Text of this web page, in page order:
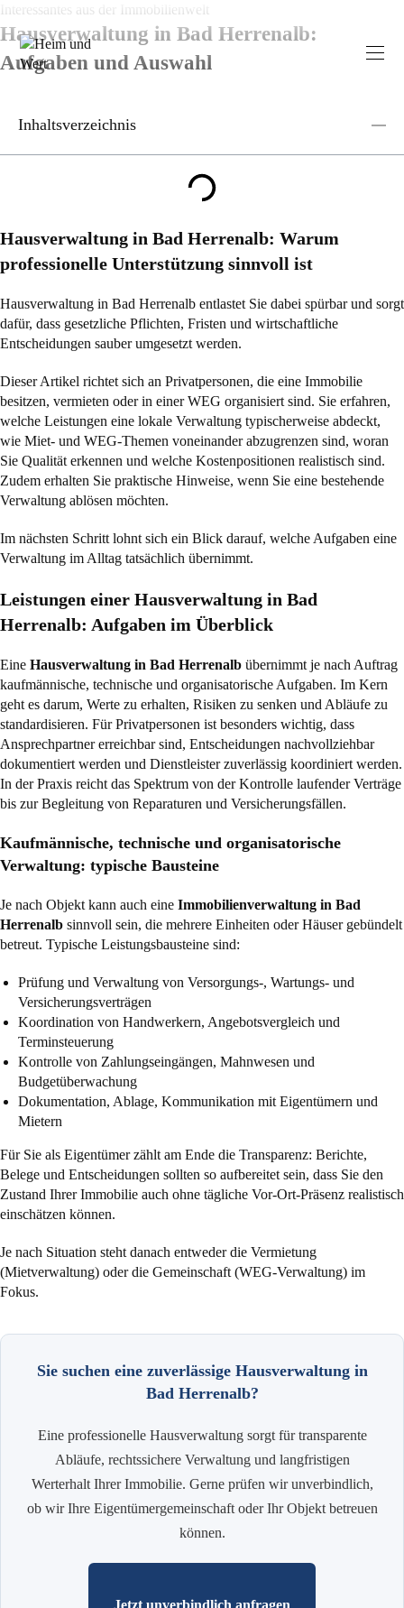
Zum
Inhalt
springen
Interessantes aus der Immobilienwelt
Hausverwaltung in Bad Herrenalb:
Aufgaben und Auswahl
Inhaltsverzeichnis
Hausverwaltung in Bad Herrenalb: Warum
professionelle Unterstützung sinnvoll ist
Hausverwaltung in Bad Herrenalb entlastet Sie dabei spürbar und sorgt
dafür, dass gesetzliche Pflichten, Fristen und wirtschaftliche
Entscheidungen sauber umgesetzt werden.
Dieser Artikel richtet sich an Privatpersonen, die eine Immobilie
besitzen, vermieten oder in einer WEG organisiert sind. Sie erfahren,
welche Leistungen eine lokale Verwaltung typischerweise abdeckt,
wie Miet- und WEG-Themen voneinander abzugrenzen sind, woran
Sie Qualität erkennen und welche Kostenpositionen realistisch sind.
Zudem erhalten Sie praktische Hinweise, wenn Sie eine bestehende
Verwaltung ablösen möchten.
Im nächsten Schritt lohnt sich ein Blick darauf, welche Aufgaben eine
Verwaltung im Alltag tatsächlich übernimmt.
Leistungen einer Hausverwaltung in Bad
Herrenalb: Aufgaben im Überblick
Eine Hausverwaltung in Bad Herrenalb übernimmt je nach Auftrag
kaufmännische, technische und organisatorische Aufgaben. Im Kern
geht es darum, Werte zu erhalten, Risiken zu senken und Abläufe zu
standardisieren. Für Privatpersonen ist besonders wichtig, dass
Ansprechpartner erreichbar sind, Entscheidungen nachvollziehbar
dokumentiert werden und Dienstleister zuverlässig koordiniert werden.
In der Praxis reicht das Spektrum von der Kontrolle laufender Verträge
bis zur Begleitung von Reparaturen und Versicherungsfällen.
Kaufmännische, technische und organisatorische
Verwaltung: typische Bausteine
Je nach Objekt kann auch eine Immobilienverwaltung in Bad
Herrenalb sinnvoll sein, die mehrere Einheiten oder Häuser gebündelt
betreut. Typische Leistungsbausteine sind:
Prüfung und Verwaltung von Versorgungs-, Wartungs- und
Versicherungsverträgen
Koordination von Handwerkern, Angebotsvergleich und
Terminsteuerung
Kontrolle von Zahlungseingängen, Mahnwesen und
Budgetüberwachung
Dokumentation, Ablage, Kommunikation mit Eigentümern und
Mietern
Für Sie als Eigentümer zählt am Ende die Transparenz: Berichte,
Belege und Entscheidungen sollten so aufbereitet sein, dass Sie den
Zustand Ihrer Immobilie auch ohne tägliche Vor-Ort-Präsenz realistisch
einschätzen können.
Je nach Situation steht danach entweder die Vermietung
(Mietverwaltung) oder die Gemeinschaft (WEG-Verwaltung) im
Fokus.
Sie suchen eine zuverlässige Hausverwaltung in
Bad Herrenalb?
Eine professionelle Hausverwaltung sorgt für transparente
Abläufe, rechtssichere Verwaltung und langfristigen
Werterhalt Ihrer Immobilie. Gerne prüfen wir unverbindlich,
ob wir Ihre Eigentümergemeinschaft oder Ihr Objekt betreuen
können.
Jetzt unverbindlich anfragen